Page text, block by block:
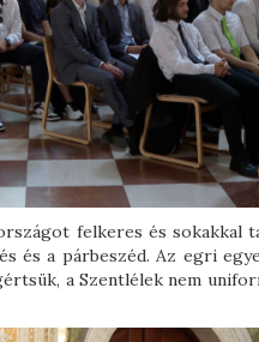
felkeres és sokakkal
és a párbeszéd. Az egri
a Szentlélek nem